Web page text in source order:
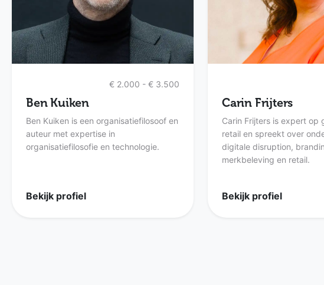
€ 2.000 - € 3.500
Ben Kuiken
Ben Kuiken is een organisatiefilosoof en
auteur met expertise in
organisatiefilosofie en technologie.
Bekijk profiel
Carin Frijters
Carin Frijters is expert op
retail en spreekt over
digitale disruption,
merkbeleving en retail.
Bekijk profiel